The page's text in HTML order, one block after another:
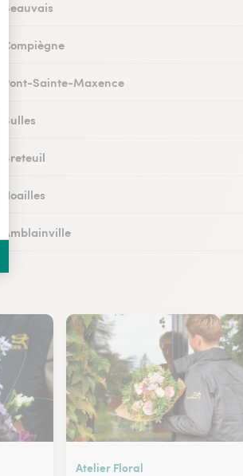
Pont-Sainte-Maxence
Bulles
Breteuil
Noailles
Amblainville
Atelier Floral